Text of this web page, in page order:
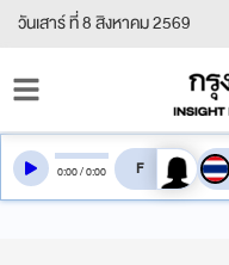
วันเสาร์ ที่ 8 สิงหาคม 2569
0:00/0:00 สลับเสียงอ่าน